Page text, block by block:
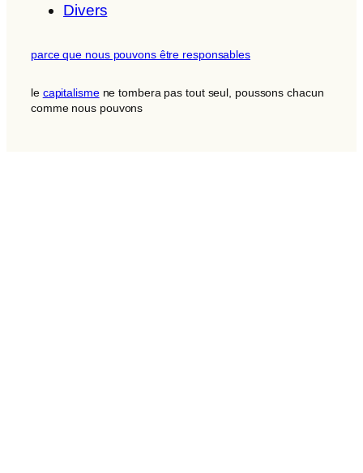
Divers
parce que nous pouvons être responsables
le capitalismene tombera pas tout seul, poussons chacun
comme nous pouvons